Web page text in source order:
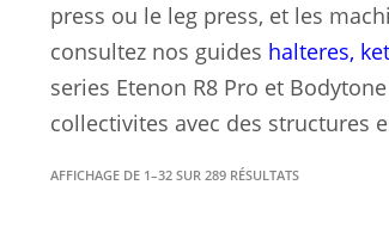
press ou le leg press, et les
consultez nos guides halteres,
series Etenon R8 Pro et
collectivites avec des structures
AFFICHAGE DE 1–32 SUR 289 RÉSULTATSTRIÉ